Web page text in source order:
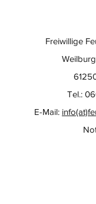
Freiwillige
Tel.:
E-Mail: